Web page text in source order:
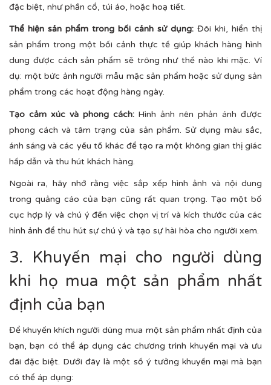
đặc biệt, như phần cổ, túi áo, hoặc hoạ tiết.
Thể hiện sản phẩm trong bối cảnh sử dụng: Đôi khi, hiển thị
sản phẩm trong một bối cảnh thực tế giúp khách hàng hình
dung được cách sản phẩm sẽ trông như thế nào khi mặc. Ví
dụ: một bức ảnh người mẫu mặc sản phẩm hoặc sử dụng sản
phẩm trong các hoạt động hàng ngày.
Tạo cảm xúc và phong cách:Hình ảnh nên phản ánh được
phong cách và tâm trạng của sản phẩm. Sử dụng màu sắc,
ánh sáng và các yếu tố khác để tạo ra một không gian thị giác
hấp dẫn và thu hút khách hàng.
Ngoài ra, hãy nhớ rằng việc sắp xếp hình ảnh và nội dung
trong quảng cáo của bạn cũng rất quan trọng. Tạo một bố
cục hợp lý và chú ý đến việc chọn vị trí và kích thước của các
hình ảnh để thu hút sự chú ý và tạo sự hài hòa cho người xem.
3. Khuyến mại cho người dùng
khi họ mua một sản phẩm nhất
định của bạn
Để khuyến khích người dùng mua một sản phẩm nhất định của
bạn, bạn có thể áp dụng các chương trình khuyến mại và ưu
đãi đặc biệt. Dưới đây là một số ý tưởng khuyến mại mà bạn
có thể áp dụng: